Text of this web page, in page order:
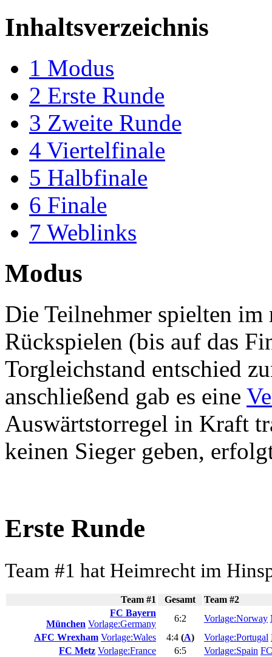
Inhaltsverzeichnis
1 Modus
2 Erste Runde
3 Zweite Runde
4 Viertelfinale
5 Halbfinale
6 Finale
7 Weblinks
Modus
Die Teilnehmer spielten
Rückspielen (bis auf das
Torgleichstand entschied
anschließend gab es eine
Auswärtstorregel in Kraft
keinen Sieger geben,
Erste Runde
Team #1 hat Heimrecht im
Team #1 Gesamt
Team #2
FC Bayern
München Vorlage:Germany
6:2 Vorlage:Norway
AFC Wrexham Vorlage:Wales 4:4 (A) Vorlage:Portugal
FC Metz Vorlage:France 6:5 Vorlage:Spain